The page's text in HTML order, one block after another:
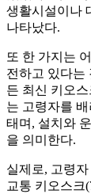
생활시설이나
나타났다.
또 한 가지는
전하고 있다는
든 최신 키오
는 고령자를
태며, 설치와
을 의미한다.
실제로, 고령
교통 키오스크